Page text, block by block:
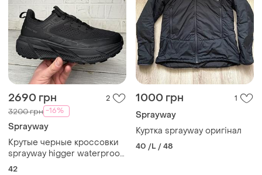
2690 грн 2
3200 грн -16%
Sprayway
Крутые черные кроссовки
sprayway higger waterproof
42 размер
42
1000 грн 1
Sprayway
Куртка sprayway оригінал
40 /L / 48